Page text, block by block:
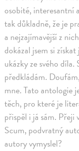
osobité, interesantní
tak důkladně, že je
a nejzajímavější z
dokázal jsem si
ukázky ze svého
předkládám.
mne. Tato antologie
těch, pro které je
přispěl i já sám. Přeji
Scum, podvratný
autory vymyslel?